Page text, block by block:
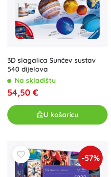
3D slagalica Sunčev sustav
540 dijelova
Na skladištu
54,50 €
U košaricu
-57%